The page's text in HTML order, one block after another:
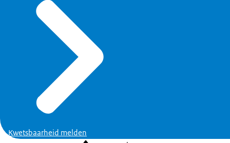
Kwetsbaarheid melden